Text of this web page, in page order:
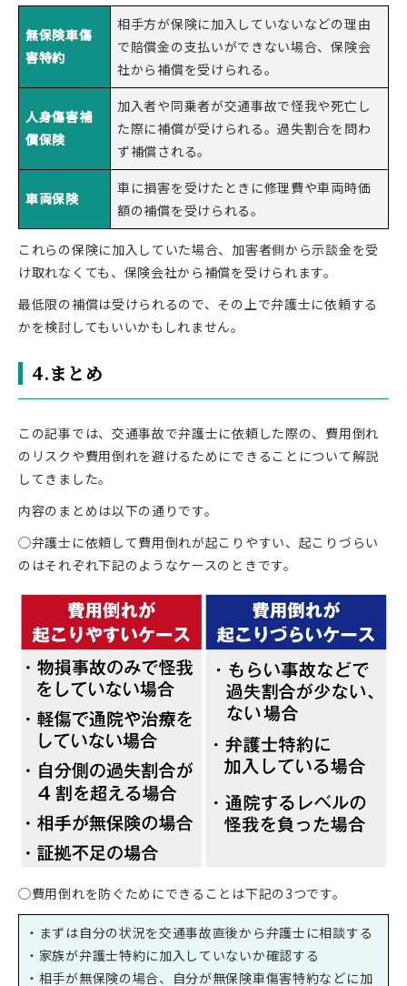
無保険車傷
害特約
相手方が保険に加入していないなどの理由
で賠償金の支払いができない場合、保険会
社から補償を受けられる。
人身傷害補
償保険
加入者や同乗者が交通事故で怪我や死亡し
た際に補償が受けられる。過失割合を問わ
ず補償される。
車両保険
車に損害を受けたときに修理費や車両時価
額の補償を受けられる。
これらの保険に加入していた場合、加害者側から示談金を受
け取れなくても、保険会社から補償を受けられます。
最低限の補償は受けられるので、その上で弁護士に依頼する
かを検討してもいいかもしれません。
4.まとめ
この記事では、交通事故で弁護士に依頼した際の、費用倒れ
のリスクや費用倒れを避けるためにできることについて解説
してきました。
内容のまとめは以下の通りです。
◯弁護士に依頼して費用倒れが起こりやすい、起こりづらい
のはそれぞれ下記のようなケースのときです。
◯費用倒れを防ぐためにできることは下記の3つです。
・まずは自分の状況を交通事故直後から弁護士に相談する
・家族が弁護士特約に加入していないか確認する
・相手が無保険の場合、自分が無保険車傷害特約などに加